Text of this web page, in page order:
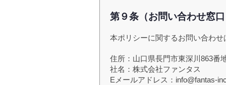
第９条（お問い合わせ窓
本ポリシーに関するお問い合わ
住所：山口県長門市東深川863番
社名：株式会社ファンタス
Eメールアドレス：info@fantas-